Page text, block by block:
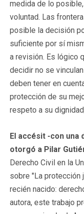
medida de lo
voluntad. Las
posible la decisión
suficiente por sí
a revisión. Es lógico
decidir no se
deben tener en
protección de su
respeto a su
El accésit -con una
otorgó a Pilar
Derecho Civil en la
sobre "La
recién nacido:
autora, este trabajo